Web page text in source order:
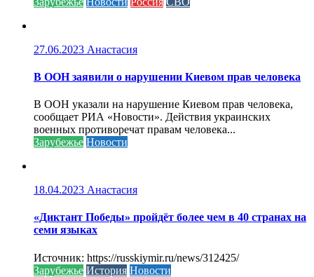
27.06.2023 Анастасия
В ООН заявили о нарушении Киевом прав человека
В ООН указали на нарушение Киевом прав человека,
сообщает РИА «Новости». Действия украинских
военных противоречат правам человека...
Зарубежье Новости
18.04.2023 Анастасия
«Диктант Победы» пройдёт более чем в 40 странах на
семи языках
Источник: https://russkiymir.ru/news/312425/
Зарубежье История Новости